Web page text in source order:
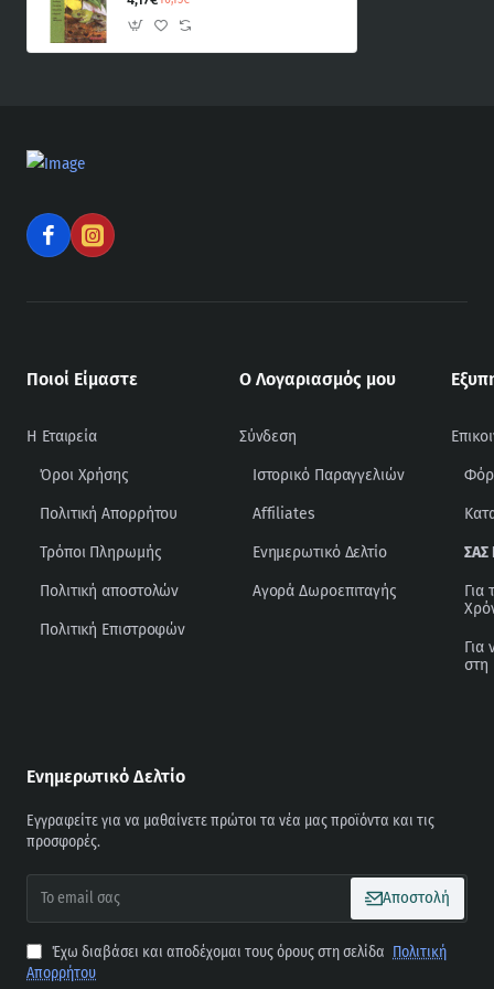
Ποιοί Είμαστε
Η Εταιρεία
Όροι Χρήσης
Πολιτική Απορρήτου
Τρόποι Πληρωμής
Πολιτική αποστολών
Πολιτική Επιστροφών
Ο Λογαριασμός μου
Σύνδεση
Ιστορικό Παραγγελιών
Affiliates
Ενημερωτικό Δελτίο
Αγορά Δωροεπιταγής
ΣΑΣ
Για
Για
στη
Ενημερωτικό Δελτίο
Εγγραφείτε για να μαθαίνετε πρώτοι τα νέα μας προϊόντα και τις
προσφορές.
email
σας
Αποστολή
Έχω διαβάσει και αποδέχομαι τους όρους στη σελίδα Πολιτική
Απορρήτου